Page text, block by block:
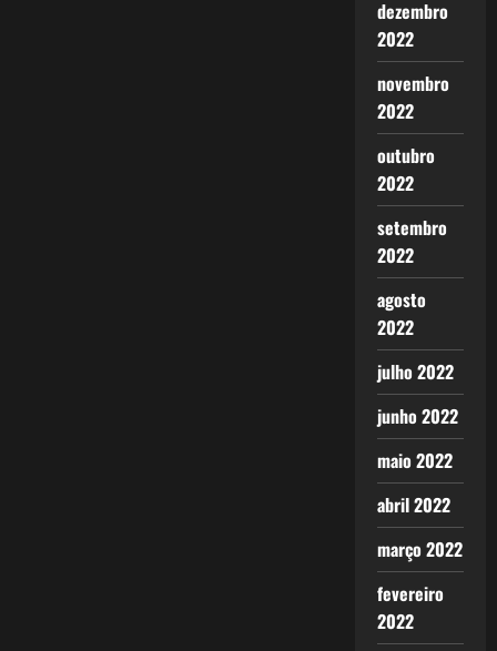
dezembro
2022
novembro
2022
outubro
2022
setembro
2022
agosto
2022
julho 2022
junho 2022
maio 2022
abril 2022
março 2022
fevereiro
2022